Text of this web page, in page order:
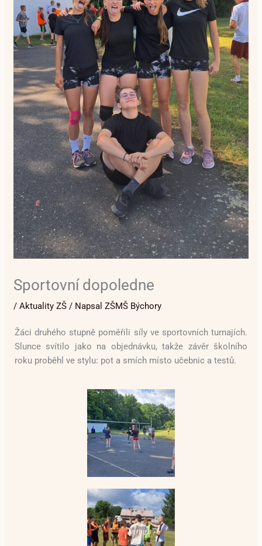
Sportovní dopoledne
/Aktuality ZŠ / NapsalZŠMŠ Býchory
Žáci druhého stupně poměřili síly ve sportovních turnajích.
Slunce svítilo jako na objednávku, takže závěr školního
roku proběhl ve stylu: pot a smích místo učebnic a testů.